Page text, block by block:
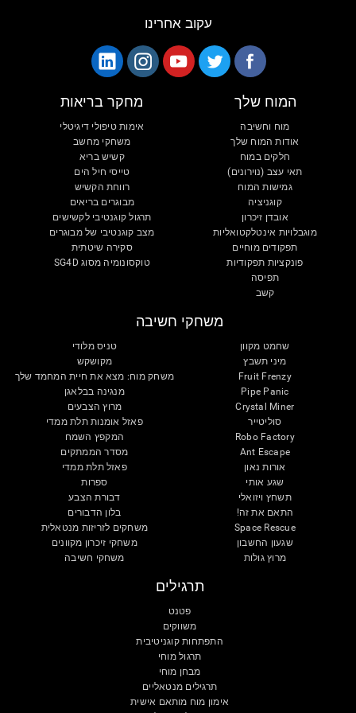
עקוב אחרינו
המוח שלך
מוח וחשיבה
אודות המוח שלך
חלקים במוח
תאי עצב (נוירונים)
גמישות המוח
קוגניציה
אובדן זיכרון
מוגבלויות אינטלקטואליות
תפקודים מוחיים
פונקציות תפקודיות
תפיסה
קשב
מחקר בריאות
אימות טיפולי דיגיטלי
משחקי מחשב
קשיש בריא
טייסי חיל הים
רווחת הקשיש
מבוגרים בריאים
תרגול קוגנטיבי לקשישים
מצב קוגנטיבי של מבוגרים
סקירה שיטתית
טוקסונומיה מסוג SG4D
משחקי חשיבה
שחמט מקוון
מיני תשבץ
Fruit Frenzy
Pipe Panic
Crystal Miner
סוליטייר
Robo Factory
Ant Escape
אורות נאון
שגע אותי
תשחץ ויזואלי
התאם את זה!
Space Rescue
שגעון החשבון
מרוץ גולות
טניס מלודי
מקושקש
משחק מוח: מצא את חיית המחמד שלך
מנגינה בבלאגן
מרוץ הצבעים
פאזל אומנות תלת ממדי
המקפץ השמח
מסדר הממתקים
פאזל תלת ממדי
ספרות
דבורת הצבע
בלון הדבורים
משחקים לזריזות מנטאלית
משחקי זיכרון מקוונים
משחקי חשיבה
תרגילים
פטנט
משווקים
התפתחות קוגניטיבית
תרגול מוחי
מבחן מוחי
תרגילים מנטאליים
אימון מוח מותאם אישית